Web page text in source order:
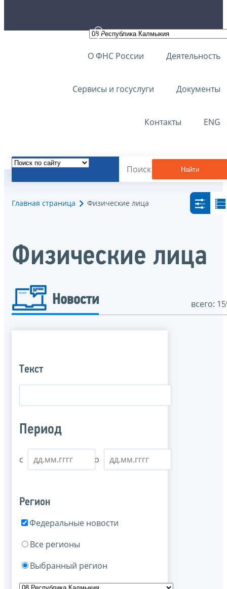
О ФНС России Деятельность
Сервисы и госуслуги Документы
Контакты ENG
Найти
Главная страница Физические лица
Физические лица
Новости всего:
Текст
Период
с по
Регион
Федеральные новости
Все регионы
Выбранный регион